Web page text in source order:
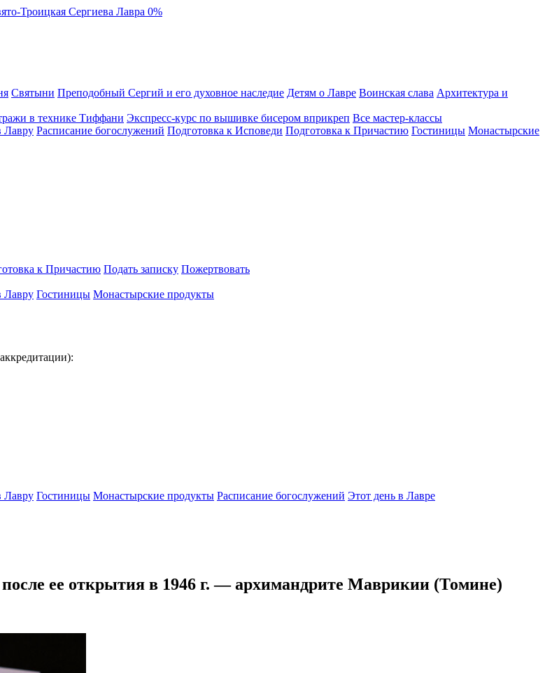
Троицкая Сергиева Лавра 0%
Святыни Преподобный Сергий и его духовное наследие Детям о Лавре Воинская слава Архитектура и
в технике Тиффани Экспресс-курс по вышивке бисером вприкреп Все мастер-классы
Лавру Расписание богослужений Подготовка к Исповеди Подготовка к Причастию Гостиницы Монастырские
к Причастию Подать записку Пожертвовать
Лавру Гостиницы Монастырские продукты
Лавру Гостиницы Монастырские продукты Расписание богослужений Этот день в Лавре
ее открытия в 1946 г. — архимандрите Маврикии (Томине)